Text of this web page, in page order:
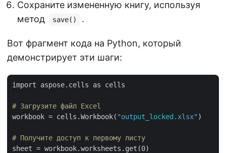
Сохраните измененную книгу, используя
метод
save() .
Вот фрагмент кода на Python, который
демонстрирует эти шаги:
import aspose.cells as cells
# Загрузите файл Excel
workbook = cells.Workbook( "output_locked.xlsx" )
# Получите доступ к первому листу
sheet = workbook.worksheets.get(0)